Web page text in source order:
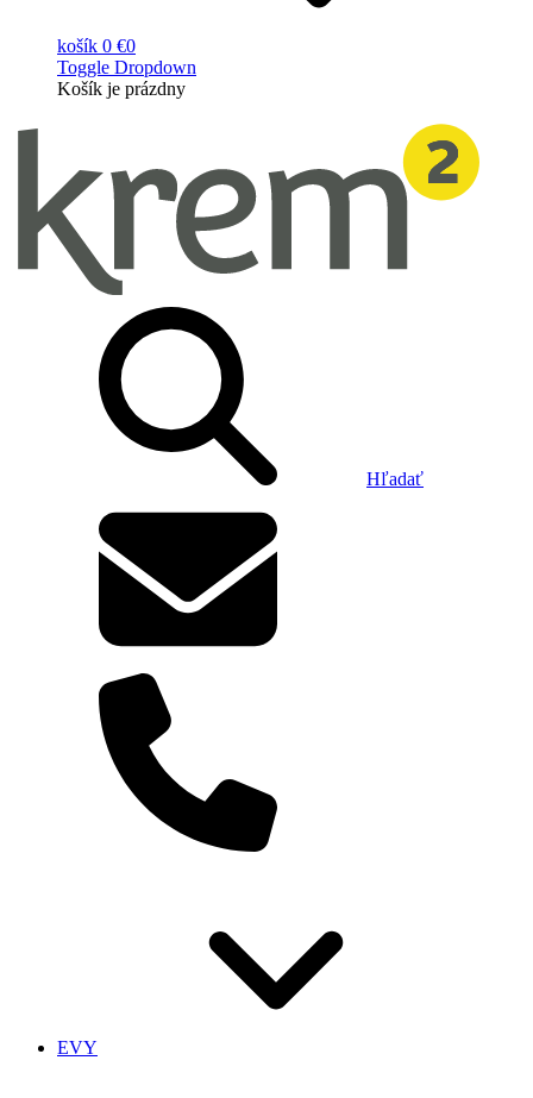
košík 0 €0
Toggle Dropdown
Košík je prázdny
Hľadať
EVY